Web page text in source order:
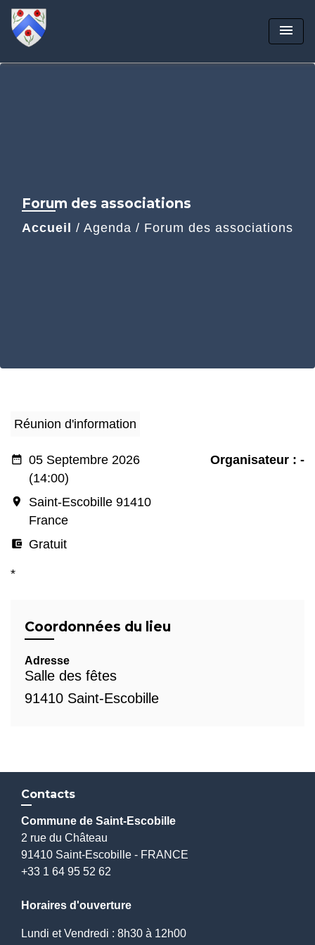
menu
Forum des associations
Accueil / Agenda / Forum des associations
Réunion d'information
date_range 05 Septembre 2026
(14:00)
room
Saint-Escobille 91410
France
account_balance_wallet Gratuit
Organisateur : -
*
Coordonnées du lieu
Adresse
Salle des fêtes
91410 Saint-Escobille
Contacts
Commune de Saint-Escobille
2 rue du Château
91410 Saint-Escobille - FRANCE
+33 1 64 95 52 62
Horaires d'ouverture
Lundi et Vendredi : 8h30 à 12h00